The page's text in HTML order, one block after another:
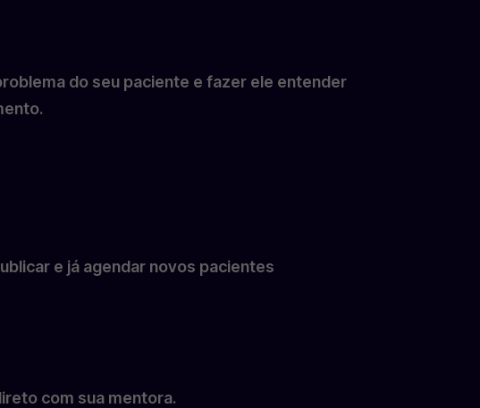
do seu paciente e fazer ele entender
e já agendar novos pacientes
com sua mentora.